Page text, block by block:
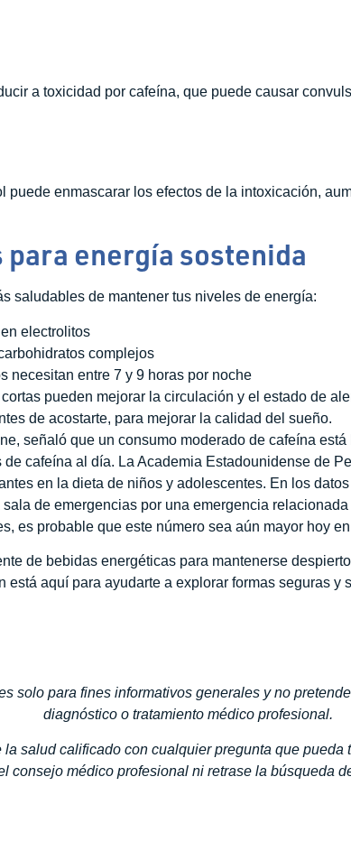
a toxicidad por cafeína, que puede causar
puede enmascarar los efectos de la intoxicación,
energía sostenida
saludables de mantener tus niveles de energía:
electrolitos
complejos
necesitan entre 7 y 9 horas por noche
pueden mejorar la circulación y el estado de
de acostarte, para mejorar la calidad del sueño.
señaló que un consumo moderado de cafeína
cafeína al día. La Academia Estadounidense de
en la dieta de niños y adolescentes. En los
de emergencias por una emergencia
es probable que este número sea aún mayor hoy
de bebidas energéticas para mantenerse
aquí para ayudarte a explorar formas seguras
solo para fines informativos generales y no
diagnóstico o tratamiento médico profesional.
salud calificado con cualquier pregunta que
consejo médico profesional ni retrase la búsqueda